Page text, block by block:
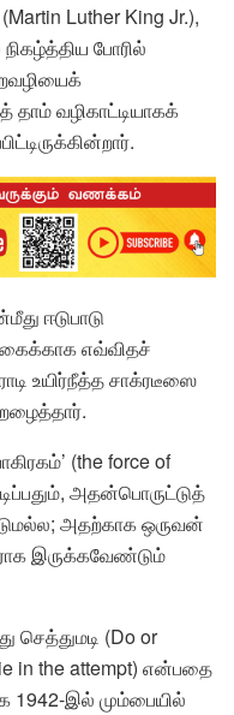
Luther King Jr.),
போரில்
வழிகாட்டியாகக்
ஈடுபாடு
எவ்விதச்
உயிர்நீத்த சாக்ரடீஸை
(the force of
அதன்பொருட்டுத்
அதற்காக ஒருவன்
இருக்கவேண்டும்
செத்துமடி (Do or
in the attempt) என்பதை
1942-இல் மும்பையில்